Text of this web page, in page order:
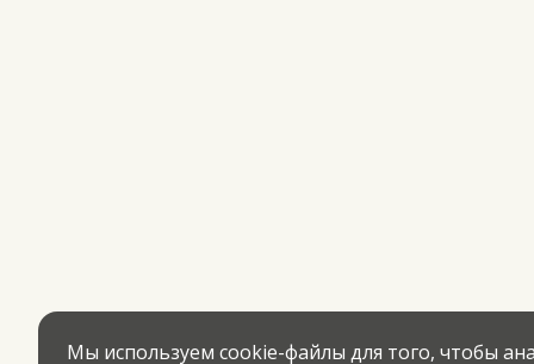
Мы используем cookie-файлы для того, чтобы